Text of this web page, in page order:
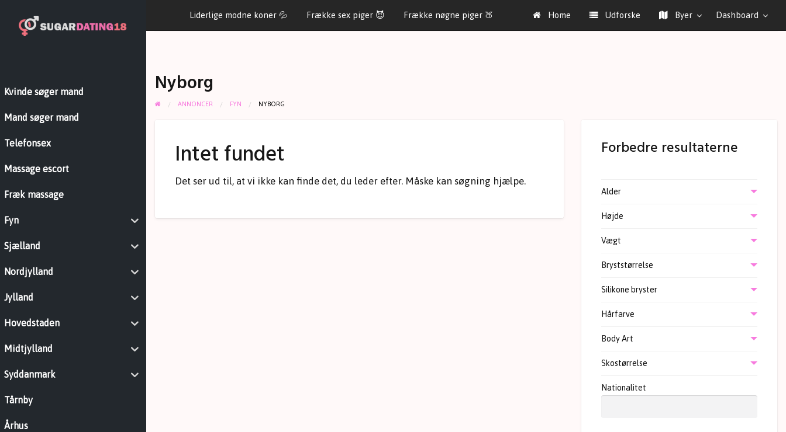
Kvinde søger mand
Mand søger mand
Telefonsex
Massage escort
Fræk massage
Fyn
Sjælland
Nordjylland
Jylland
Hovedstaden
Midtjylland
Syddanmark
Tårnby
Århus
Liderlige modne koner 💦 Frække sex piger 😈 Frække nøgne piger 🍑 Home Udforske Byer Dashboard
Nyborg
ANNONCER FYN NYBORG
Intet fundet
Det ser ud til, at vi ikke kan finde det, du leder efter. Måske kan søgning hjælpe.
Forbedre resultaterne
Alder
Højde
Vægt
Bryststørrelse
Silikone bryster
Hårfarve
Body Art
Skostørrelse
Nationalitet